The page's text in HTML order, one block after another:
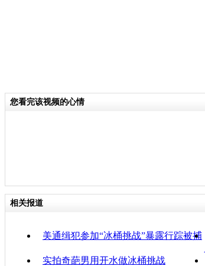
您看完该视频的心情
相关报道
美通缉犯参加“冰桶挑战”暴露行踪被捕
实拍奇葩男用开水做冰桶挑战